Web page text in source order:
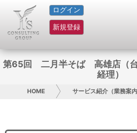
ログイン
新規登録
HOME
サービス紹介
お問い合わせ
第65回 二月半そば 高雄店（
経理）
HOME サービス紹介（業務案内